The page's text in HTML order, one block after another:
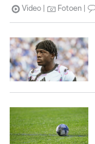
Video Fotoen